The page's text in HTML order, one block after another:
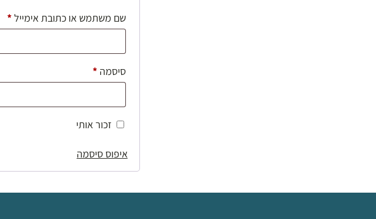
שם משתמש או כתובת אימייל*
סיסמה*חובה
זכור אותי
איפוס סיסמה